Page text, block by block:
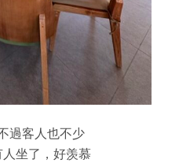
過客人也不少
坐了，好羡慕